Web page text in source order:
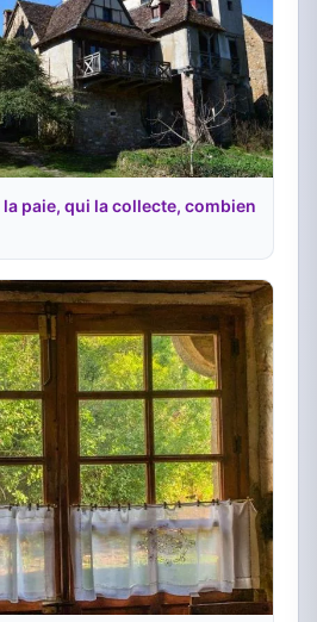
paie, qui la collecte, combien